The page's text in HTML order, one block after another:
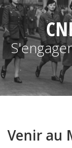
ACTIVITÉS
RESSOURCES
ENSEIGNANTS
INFOS PRATIQUES
Venir au